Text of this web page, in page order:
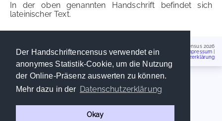
Der Handschriftencensus verwendet ein
anonymes Statistik-Cookie, um die Nutzung
der Online-Präsenz auswerten zu können.
Mehr dazu in der Datenschutzerklärung
Okay
In der oben genannten Handschrift befindet sich
lateinischer Text.
Handschriftencensus 2026
Impressum
Datenschutzerklärung